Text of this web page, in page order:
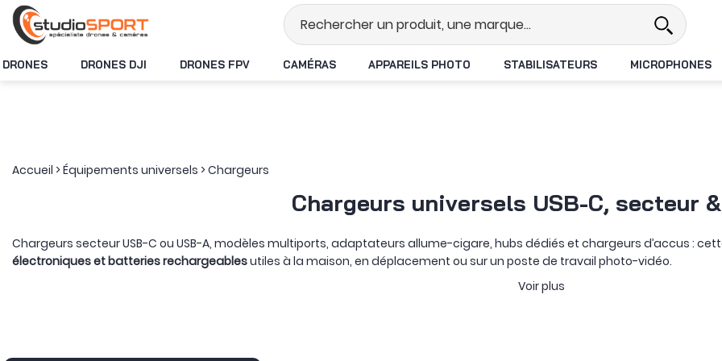
Stock en temps réel
DRONES DRONES DJI DRONES FPV CAMÉRAS APPAREILS PHOTO STABILISATEURS MICROPHONES
Accueil >Équipements universels >Chargeurs
Chargeurs universels USB-C, secteur
Chargeurs secteur USB-C ou USB-A, modèles multiports, adaptateurs allume-cigare, hubs dédiés et chargeurs d’accus :
électroniques et batteries rechargeablesutiles à la maison, en déplacement ou sur un poste de travail photo-vidéo.
Au format le plus compact, les modèles de 20 à 30 W visent principalement la recharge d’un smartphone, d’une caméra ou
À côté de ces blocs universels, certains appareils demandent une solution plus spécifique. Un hub peut accueillir plusieurs
Voir plus